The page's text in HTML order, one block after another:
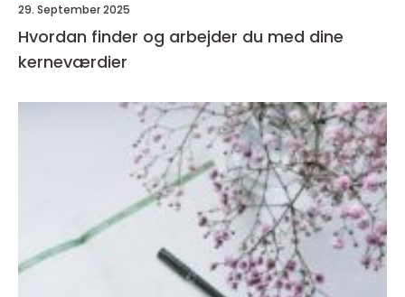
29. September 2025
Hvordan finder og arbejder du med dine
kerneværdier